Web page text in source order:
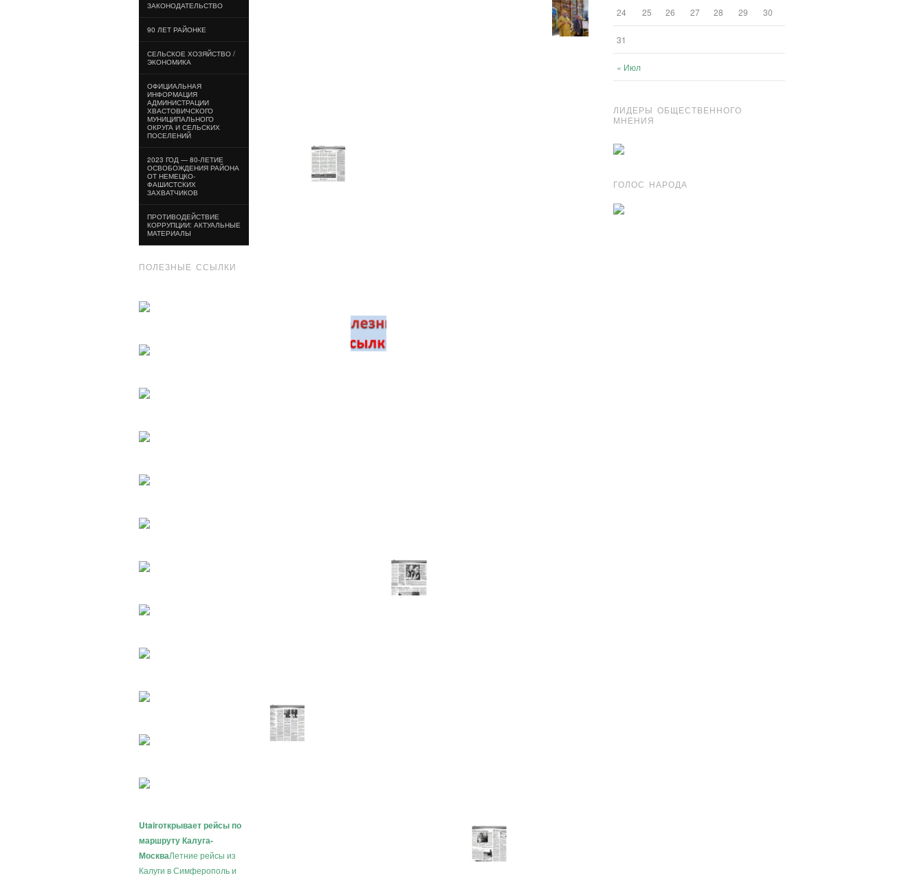
ЗАКОНОДАТЕЛЬСТВО
90 ЛЕТ РАЙОНКЕ
СЕЛЬСКОЕ ХОЗЯЙСТВО /
ЭКОНОМИКА
ОФИЦИАЛЬНАЯ
ИНФОРМАЦИЯ
АДМИНИСТРАЦИИ
ХВАСТОВИЧСКОГО
МУНИЦИПАЛЬНОГО
ОКРУГА И СЕЛЬСКИХ
ПОСЕЛЕНИЙ
2023 ГОД — 80-ЛЕТИЕ
ОСВОБОЖДЕНИЯ РАЙОНА
ОТ НЕМЕЦКО-
ФАШИСТСКИХ
ЗАХВАТЧИКОВ
ПРОТИВОДЕЙСТВИЕ
КОРРУПЦИИ: АКТУАЛЬНЫЕ
МАТЕРИАЛЫ
ПОЛЕЗНЫЕ ССЫЛКИ
Utairоткрывает рейсы по
маршруту Калуга-
МоскваЛетние рейсы из
Калуги в Симферополь и
« Июл
24 25 26 27 28 29 30
31
ЛИДЕРЫ ОБЩЕСТВЕННОГО
МНЕНИЯ
ГОЛОС НАРОДА